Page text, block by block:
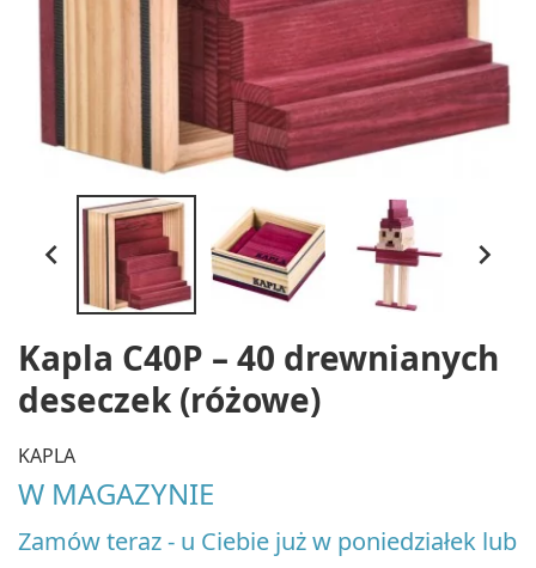
 
Kapla C40P – 40 drewnianych
deseczek (różowe)
KAPLA
W MAGAZYNIE
Zamów teraz - u Ciebie już w poniedziałek lub